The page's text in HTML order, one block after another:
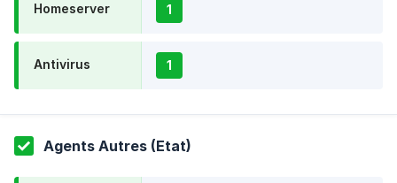
Homeserver 1
Antivirus 1
Agents Autres (Etat)